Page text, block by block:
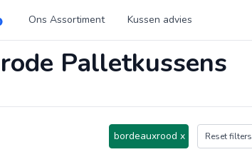
Ons Assortiment Kussen advies
Palletkussens
bordeauxrood x Reset filters